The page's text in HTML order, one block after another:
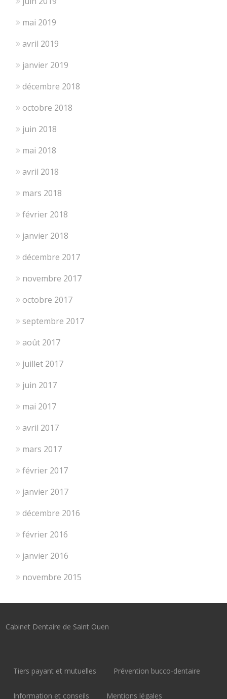
mai 2019
avril 2019
janvier 2019
décembre 2018
octobre 2018
juin 2018
mai 2018
avril 2018
mars 2018
février 2018
janvier 2018
décembre 2017
novembre 2017
octobre 2017
septembre 2017
août 2017
juillet 2017
juin 2017
mai 2017
avril 2017
mars 2017
février 2017
janvier 2017
décembre 2016
février 2016
janvier 2016
novembre 2015
Cabinet Dentaire de Saint Ouen
Tiers payant et mutuelles Prévention bucco-dentaire
Information et conseils Mentions légales